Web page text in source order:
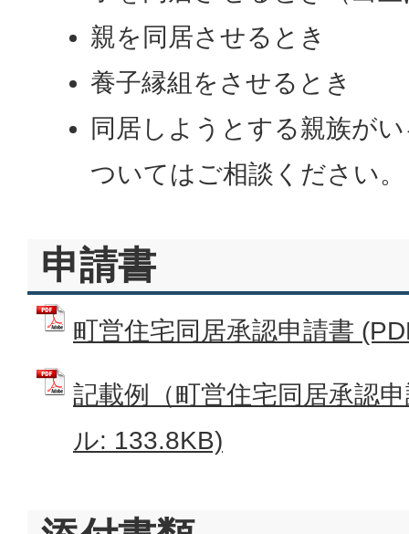
親を同居させるとき
養子縁組をさせるとき
同居しようとする親族が
ついてはご相談ください
申請書
町営住宅同居承認申請書
記載例（町営住宅同居承認
ル: 133.8KB)